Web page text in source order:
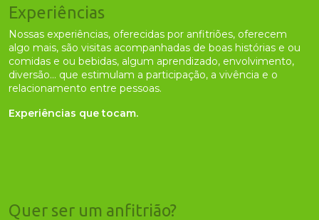
Experiências
Nossas experiências, oferecidas por anfitriões, oferecem
algo mais, são visitas acompanhadas de boas histórias e ou
comidas e ou bebidas, algum aprendizado, envolvimento,
diversão... que estimulam a participação, a vivência e o
relacionamento entre pessoas.
Experiências que tocam.
Quer ser um anfitrião?